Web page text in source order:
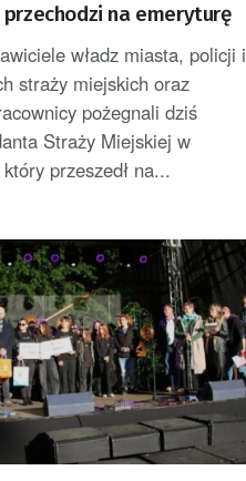
przechodzi na emeryturę
władz miasta, policji i
straży miejskich oraz
pożegnali dziś
Straży Miejskiej w
który przeszedł na...